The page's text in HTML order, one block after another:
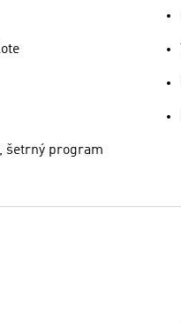
šetrný program